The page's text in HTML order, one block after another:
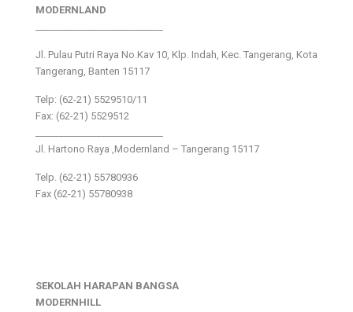
MODERNLAND
Jl. Pulau Putri Raya No.Kav 10, Klp. Indah, Kec. Tangerang, Kota
Tangerang, Banten 15117
Telp: (62-21) 5529510/11
Fax: (62-21) 5529512
Jl. Hartono Raya ,Modernland – Tangerang 15117
Telp. (62-21) 55780936
Fax (62-21) 55780938
SEKOLAH HARAPAN BANGSA
MODERNHILL